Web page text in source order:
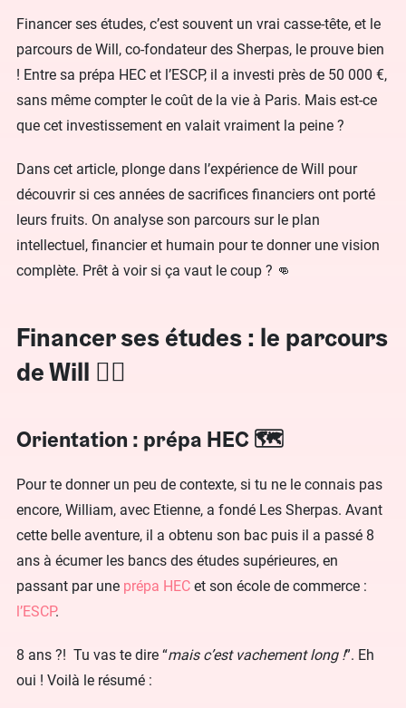
Financer ses études, c’est souvent un vrai casse-tête, et le
parcours de Will, co-fondateur des Sherpas, le prouve bien
! Entre sa prépa HEC et l’ESCP, il a investi près de 50 000 €,
sans même compter le coût de la vie à Paris. Mais est-ce
que cet investissement en valait vraiment la peine ?
Dans cet article, plonge dans l’expérience de Will pour
découvrir si ces années de sacrifices financiers ont porté
leurs fruits. On analyse son parcours sur le plan
intellectuel, financier et humain pour te donner une vision
complète. Prêt à voir si ça vaut le coup ? 👊
Financer ses études : le parcours
de Will 🏃‍♂️
Orientation : prépa HEC 🗺
Pour te donner un peu de contexte, si tu ne le connais pas
encore, William, avec Etienne, a fondé Les Sherpas. Avant
cette belle aventure, il a obtenu son bac puis il a passé 8
ans à écumer les bancs des études supérieures, en
passant par une prépa HEC et son école de commerce :
l’ESCP.
8 ans ?! Tu vas te dire “mais c’est vachement long !”. Eh
oui ! Voilà le résumé :